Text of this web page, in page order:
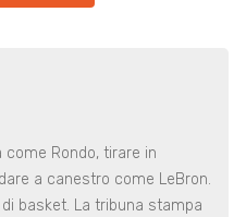
Rondo, tirare in
a canestro come LeBron.
basket. La tribuna stampa